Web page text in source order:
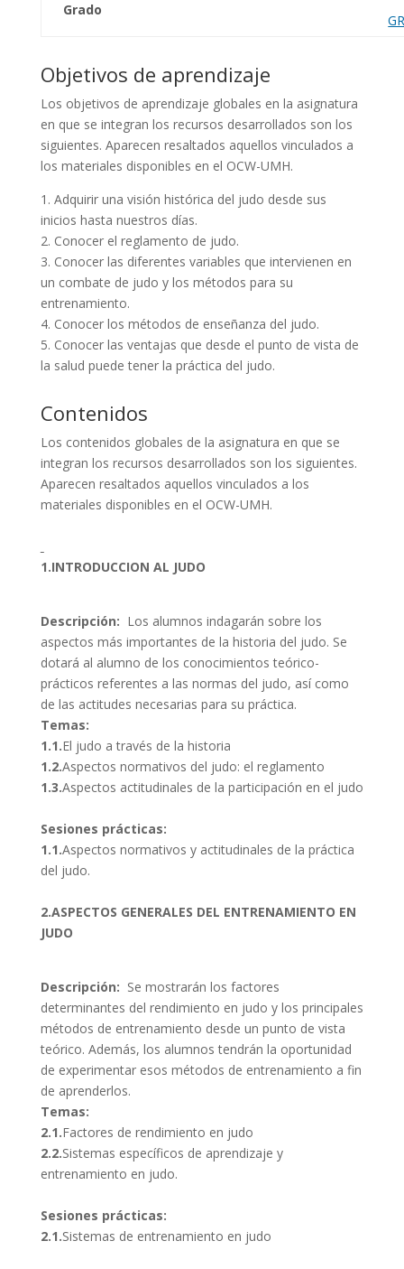
Grado
Objetivos de aprendizaje
Los objetivos de aprendizaje globales en la asignatura
en que se integran los recursos desarrollados son los
siguientes. Aparecen resaltados aquellos vinculados a
los materiales disponibles en el OCW-UMH.
1. Adquirir una visión histórica del judo desde sus
inicios hasta nuestros días.
2. Conocer el reglamento de judo.
3. Conocer las diferentes variables que intervienen en
un combate de judo y los métodos para su
entrenamiento.
4. Conocer los métodos de enseñanza del judo.
5. Conocer las ventajas que desde el punto de vista de
la salud puede tener la práctica del judo.
Contenidos
Los contenidos globales de la asignatura en que se
integran los recursos desarrollados son los siguientes.
Aparecen resaltados aquellos vinculados a los
materiales disponibles en el OCW-UMH.
1.INTRODUCCION AL JUDO
Descripción: Los alumnos indagarán sobre los
aspectos más importantes de la historia del judo. Se
dotará al alumno de los conocimientos teórico-
prácticos referentes a las normas del judo, así como
de las actitudes necesarias para su práctica.
Temas:
1.1.El judo a través de la historia
1.2.Aspectos normativos del judo: el reglamento
1.3.Aspectos actitudinales de la participación en el judo
Sesiones prácticas:
1.1.Aspectos normativos y actitudinales de la práctica
del judo.
2.ASPECTOS GENERALES DEL ENTRENAMIENTO EN
JUDO
Descripción: Se mostrarán los factores
determinantes del rendimiento en judo y los principales
métodos de entrenamiento desde un punto de vista
teórico. Además, los alumnos tendrán la oportunidad
de experimentar esos métodos de entrenamiento a fin
de aprenderlos.
Temas:
2.1.Factores de rendimiento en judo
2.2.Sistemas específicos de aprendizaje y
entrenamiento en judo.
Sesiones prácticas:
2.1.Sistemas de entrenamiento en judo